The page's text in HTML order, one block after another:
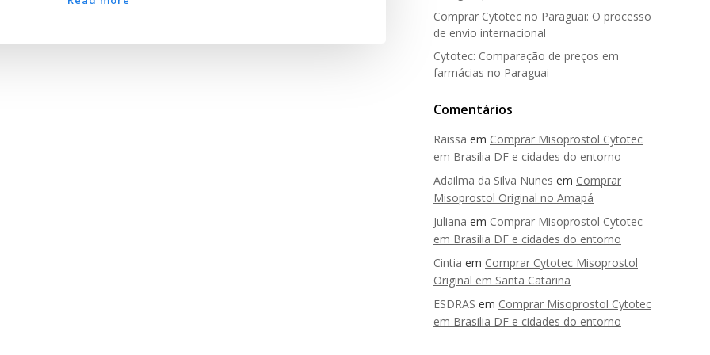
Comprar Cytotec no Paraguai: O processo
de envio internacional
Cytotec: Comparação de preços em
farmácias no Paraguai
Comentários
Raissa em Comprar Misoprostol Cytotec
em Brasilia DF e cidades do entorno
Adailma da Silva Nunes em Comprar
Misoprostol Original no Amapá
Juliana em Comprar Misoprostol Cytotec
em Brasilia DF e cidades do entorno
Cintia em Comprar Cytotec Misoprostol
Original em Santa Catarina
ESDRAS em Comprar Misoprostol Cytotec
em Brasilia DF e cidades do entorno